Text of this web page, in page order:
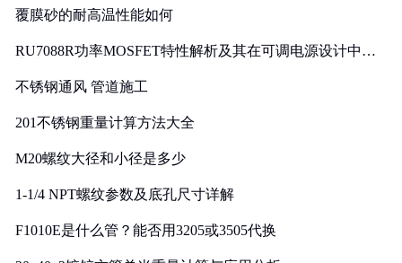
覆膜砂的耐高温性能如何
RU7088R功率MOSFET特性解析及其在可调电源设计中的
不锈钢通风 管道施工
201不锈钢重量计算方法大全
M20螺纹大径和小径是多少
1-1/4 NPT螺纹参数及底孔尺寸详解
F1010E是什么管？能否用3205或3505代换